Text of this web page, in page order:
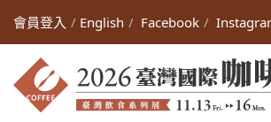
會員登入 English Facebook